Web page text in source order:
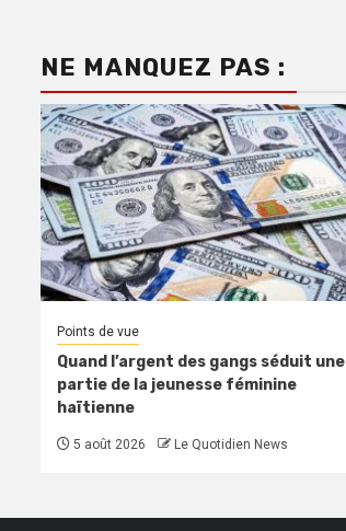
NE MANQUEZ PAS :
Points de vue
Quand l’argent des gangs séduit une
partie de la jeunesse féminine
haïtienne
5 août 2026 Le Quotidien News